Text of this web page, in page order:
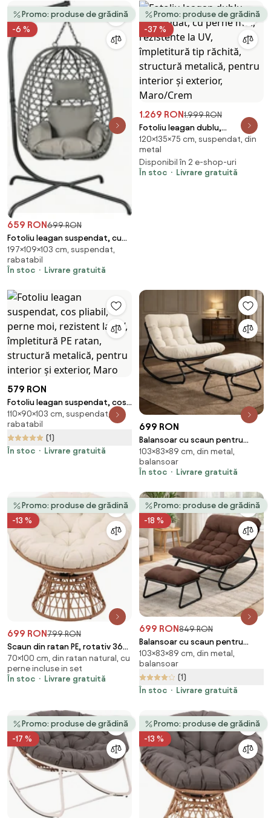
Promo: produse de grădină
-6 %
659 RON699 RON
Fotoliu leagan suspendat, cu
perne moi, cos pliabil,
rezistente la UV, împletitură PE
ratan, structură metalică,
197×109×103 cm, suspendat,
rabatabil
În stoc
Livrare gratuită
Promo: produse de grădină
-37 %
1.269 RON1.999 RON
Fotoliu leagan dublu,
suspendat, cu perne moi,
rezistente la UV, împletitură tip
răchită, structură metalică,
pentru interior și exterior,
120×135×75 cm, suspendat, din
metal
Disponibil în 2 e-shop-uri
În stoc
Livrare gratuită
579 RON
Fotoliu leagan suspendat, cos
pliabil, perne moi, rezistent la
UV, împletitură PE ratan,
structură metalică, pentru
interior și exterior, Maro
110×90×103 cm, suspendat,
rabatabil
(1)
În stoc
Livrare gratuită
699 RON
Balansoar cu scaun pentru
suport picioare, cadru metalic,
pentru uz interior și exterior,
rezistent până la 150 kg, Alb
103×83×89 cm, din metal,
balansoar
În stoc
Livrare gratuită
Promo: produse de grădină
-13 %
699 RON799 RON
Scaun din ratan PE, rotativ 360
grade, perna Bej– Relaxare
premium pentru grădina ta
70×100 cm, din ratan natural, cu
perne incluse in set
În stoc
Livrare gratuită
Promo: produse de grădină
-18 %
699 RON849 RON
Balansoar cu scaun pentru
suport picioare, cadru metalic,
pentru uz interior și exterior,
rezistent până la 150 kg, Maro
103×83×89 cm, din metal,
balansoar
(1)
În stoc
Livrare gratuită
Promo: produse de grădină
-17 %
Promo: produse de grădină
-13 %